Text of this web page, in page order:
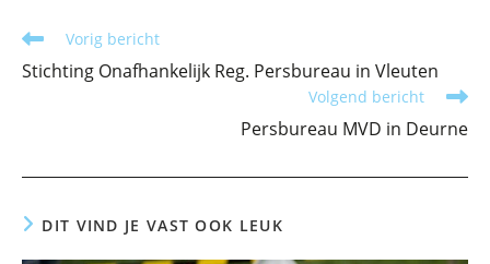
Lees
artikelen
Vorig bericht
Stichting Onafhankelijk Reg. Persbureau in Vleuten
Volgend bericht
Persbureau MVD in Deurne
DIT VIND JE VAST OOK LEUK